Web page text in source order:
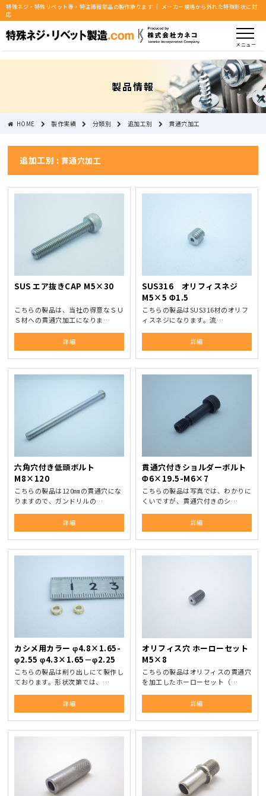
特殊ネジ・特殊リベット等・特注締結部品の製作承ります ｜ メーカー規格から外れた特殊形状に対
応
メニュー
製品情報
HOME 製作実績 分類別 追加工別 貫通穴加工
追加工別 : 貫通穴加工
SUS エア抜きCAP M5×30
こちらの製品は、当社の得意なＳＵ
Ｓ材への貫通穴加工になりま…
詳細
SUS316 オリフィスネジ
M5×5 Φ1.5
こちらの製品はSUS316材のオリフ
ィスネジになります。流…
詳細
六角穴付き低頭ボルト
M8×120
こちらの製品は120㎜の貫通穴にな
りますので、ガンドリルの…
詳細
貫通穴付きショルダーボルト
Φ6×19.5-M6×7
こちらの製品は写真では、わかりに
くいですが、貫通穴付きのシ…
詳細
カシメ用カラー φ4.8×1.65-
φ2.55 φ4.3×1.65－φ2.25
こちらの製品は削り出しにて製作し
ております。形状次第では、…
詳細
オリフィス穴 ホーローセット
M5×8
こちらの製品はオリフィスの貫通穴
を加工したホーローセット（…
詳細